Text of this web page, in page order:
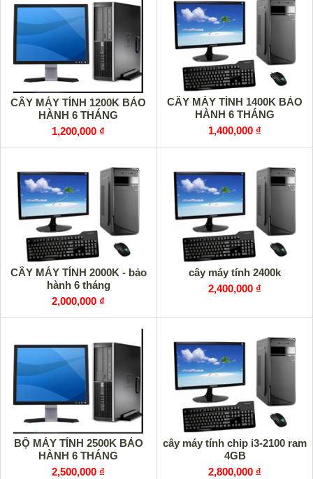
CÂY MÁY TÍNH 1200K BẢO
HÀNH 6 THÁNG
1,200,000 ₫
CÂY MÁY TÍNH 1400K BẢO
HÀNH 6 THÁNG
1,400,000 ₫
CÂY MÁY TÍNH 2000K - bảo
hành 6 tháng
2,000,000 ₫
cây máy tính 2400k
2,400,000 ₫
BỘ MÁY TÍNH 2500K BẢO
HÀNH 6 THÁNG
2,500,000 ₫
cây máy tính chip i3-2100 ram
4GB
2,800,000 ₫